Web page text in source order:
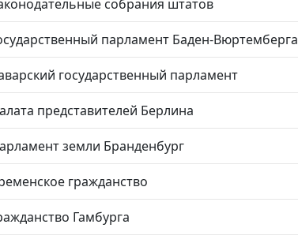
собрания штатов
парламент Баден-Вюртемберга
государственный парламент
представителей Берлина
земли Бранденбург
гражданство
Гамбурга